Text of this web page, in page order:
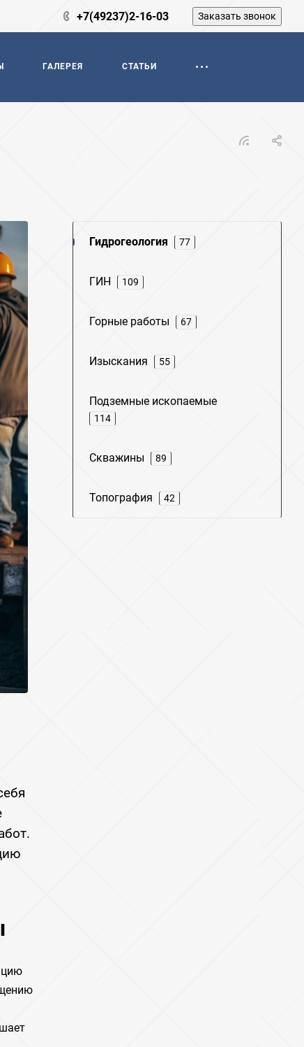
+7(49237)2-16-03 Заказать звонок
ГАЛЕРЕЯ СТАТЬИ
Гидрогеология 77
ГИН 109
Горные работы 67
Изыскания 55
Подземные ископаемые
114
Скважины 89
Топография 42